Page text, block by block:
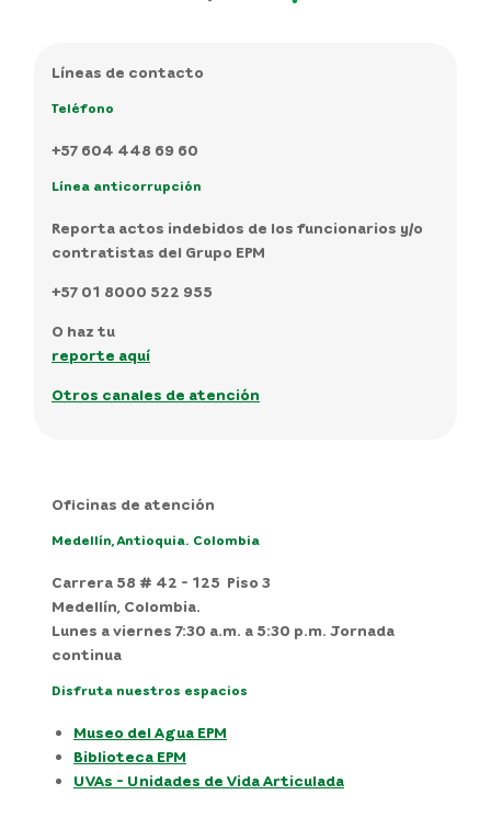
Líneas de contacto
Teléfono
+57 604 448 69 60
Línea anticorrupción
Reporta actos indebidos de los funcionarios y/o
contratistas del Grupo EPM
+57 01 8000 522 955
O haz tu
reporte aquí
Otros canales de atención
Oficinas de atención
Medellín, Antioquia. Colombia
Carrera 58 # 42 - 125 Piso 3
Medellín, Colombia.
Lunes a viernes 7:30 a.m. a 5:30 p.m. Jornada
continua
Disfruta nuestros espacios
Museo del Agua EPM
Biblioteca EPM
UVAs - Unidades de Vida Articulada